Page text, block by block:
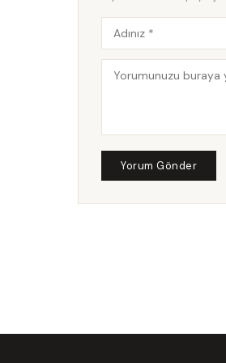
Yorum Gönder